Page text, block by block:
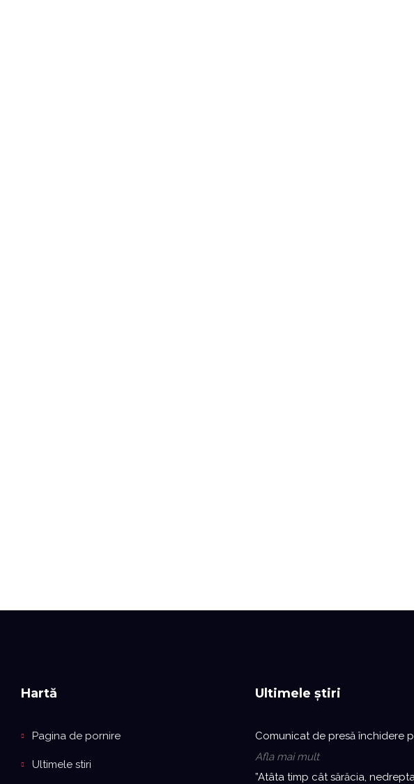
Hartă
Pagina de pornire
Ultimele stiri
Ultimele știri
Comunicat de presă închidere
Afla mai mult
”Atâta timp cât sărăcia,